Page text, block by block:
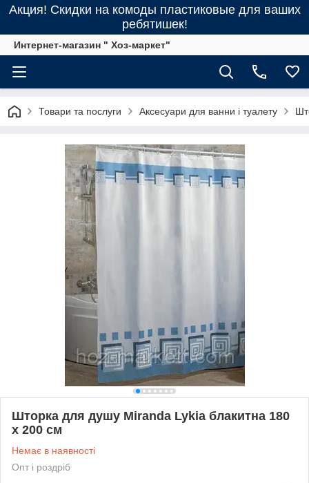
Акция! Скидки на комоды пластиковые для ваших
ребятишек!
Интернет-магазин " Хоз-маркет"
Товари та послуги Аксесуари для ванни і туалету
Шторка для душу Miranda Lykia блакитна 180
х 200 см
Немає в наявності
Опт і роздріб